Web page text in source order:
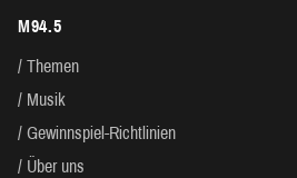
M94.5
Themen
Musik
Gewinnspiel-Richtlinien
Über uns